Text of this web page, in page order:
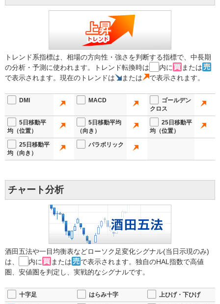
トレンド系指標は、相場の方向性・強さを判断する指標で、中長期
の分析・予測に使われます。トレンド転換時は
内に
または
で表示されます。現在のトレンドは
または で表示されます。
DMI MACD
ゴールデン
クロス
5日移動平
均（位置）
5日移動平均
（向き）
25日移動平
均（位置）
25日移動平
均（向き）
パラボリック
チャート分析
酒田五法や一目均衡表などローソク足変化シグナル(当日示現のみ)
は、
内に または
で表示されます。独自のHAL指数で高値
圏、安値圏を判定し、実戦的なシグナルです。
十字足 はらみ十字
上ひげ・下ひげ